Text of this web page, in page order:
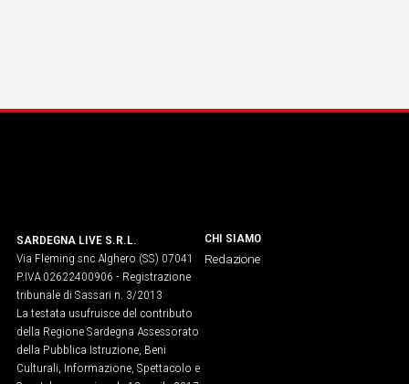
SARDEGNA LIVE S.R.L.
Via Fleming snc Alghero (SS) 07041
P.IVA 02622400906 - Registrazione
tribunale di Sassari n. 3/2013
La testata usufruisce del contributo
della Regione Sardegna Assessorato
della Pubblica Istruzione, Beni
Culturali, Informazione, Spettacolo e
CHI SIAMO
Redazione